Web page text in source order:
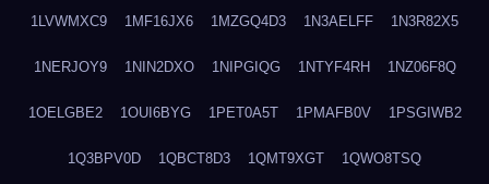
1LVWMXC9 1MF16JX6 1MZGQ4D3 1N3AELFF 1N3R82X5
1NERJOY9 1NIN2DXO 1NIPGIQG 1NTYF4RH 1NZ06F8Q
1OELGBE2 1OUI6BYG 1PET0A5T 1PMAFB0V 1PSGIWB2
1Q3BPV0D 1QBCT8D3 1QMT9XGT 1QWO8TSQ